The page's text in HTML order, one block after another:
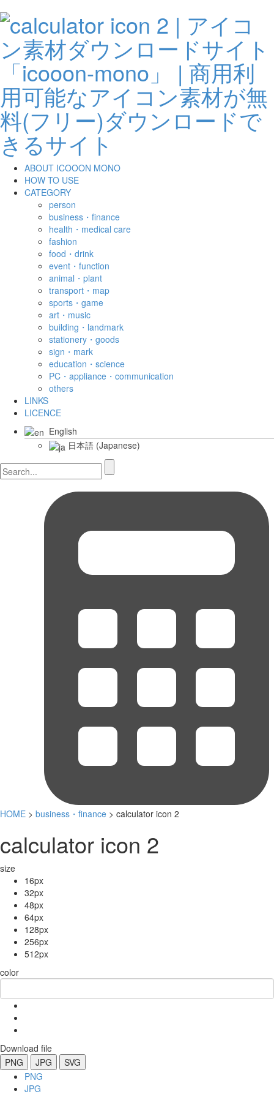
ABOUT ICOOON MONO
HOW TO USE
CATEGORY
person
business・finance
health・medical care
fashion
food・drink
event・function
animal・plant
transport・map
sports・game
art・music
building・landmark
stationery・goods
sign・mark
education・science
PC・appliance・communication
others
LINKS
LICENCE
English
日本語 (Japanese)
HOME > business・finance > calculator icon 2
calculator icon 2
size
16px
32px
48px
64px
128px
256px
512px
color
Download file
PNG
JPG
SVG
PNG
JPG